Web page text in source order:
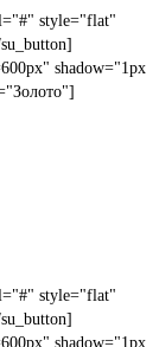
style="flat"
shadow="1px
style="flat"
shadow="1px